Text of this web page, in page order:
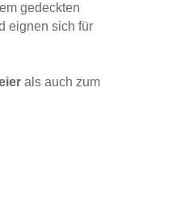
gedeckten
eignen sich für
als auch zum